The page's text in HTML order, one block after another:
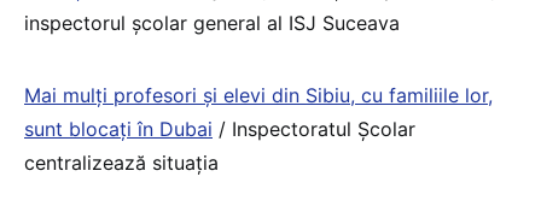
inspectorul școlar general al ISJ Suceava
Mai mulți profesori și elevi din Sibiu, cu familiile lor,
sunt blocați în Dubai / Inspectoratul Școlar
centralizează situația